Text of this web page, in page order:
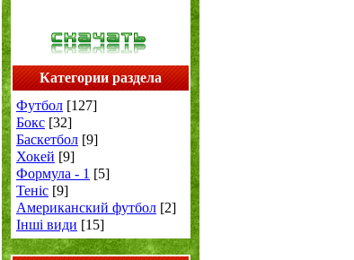
Категории раздела
Футбол [127]
Бокс [32]
Баскетбол [9]
Хокей [9]
Формула - 1 [5]
Теніс [9]
Американский футбол [2]
Інші види [15]